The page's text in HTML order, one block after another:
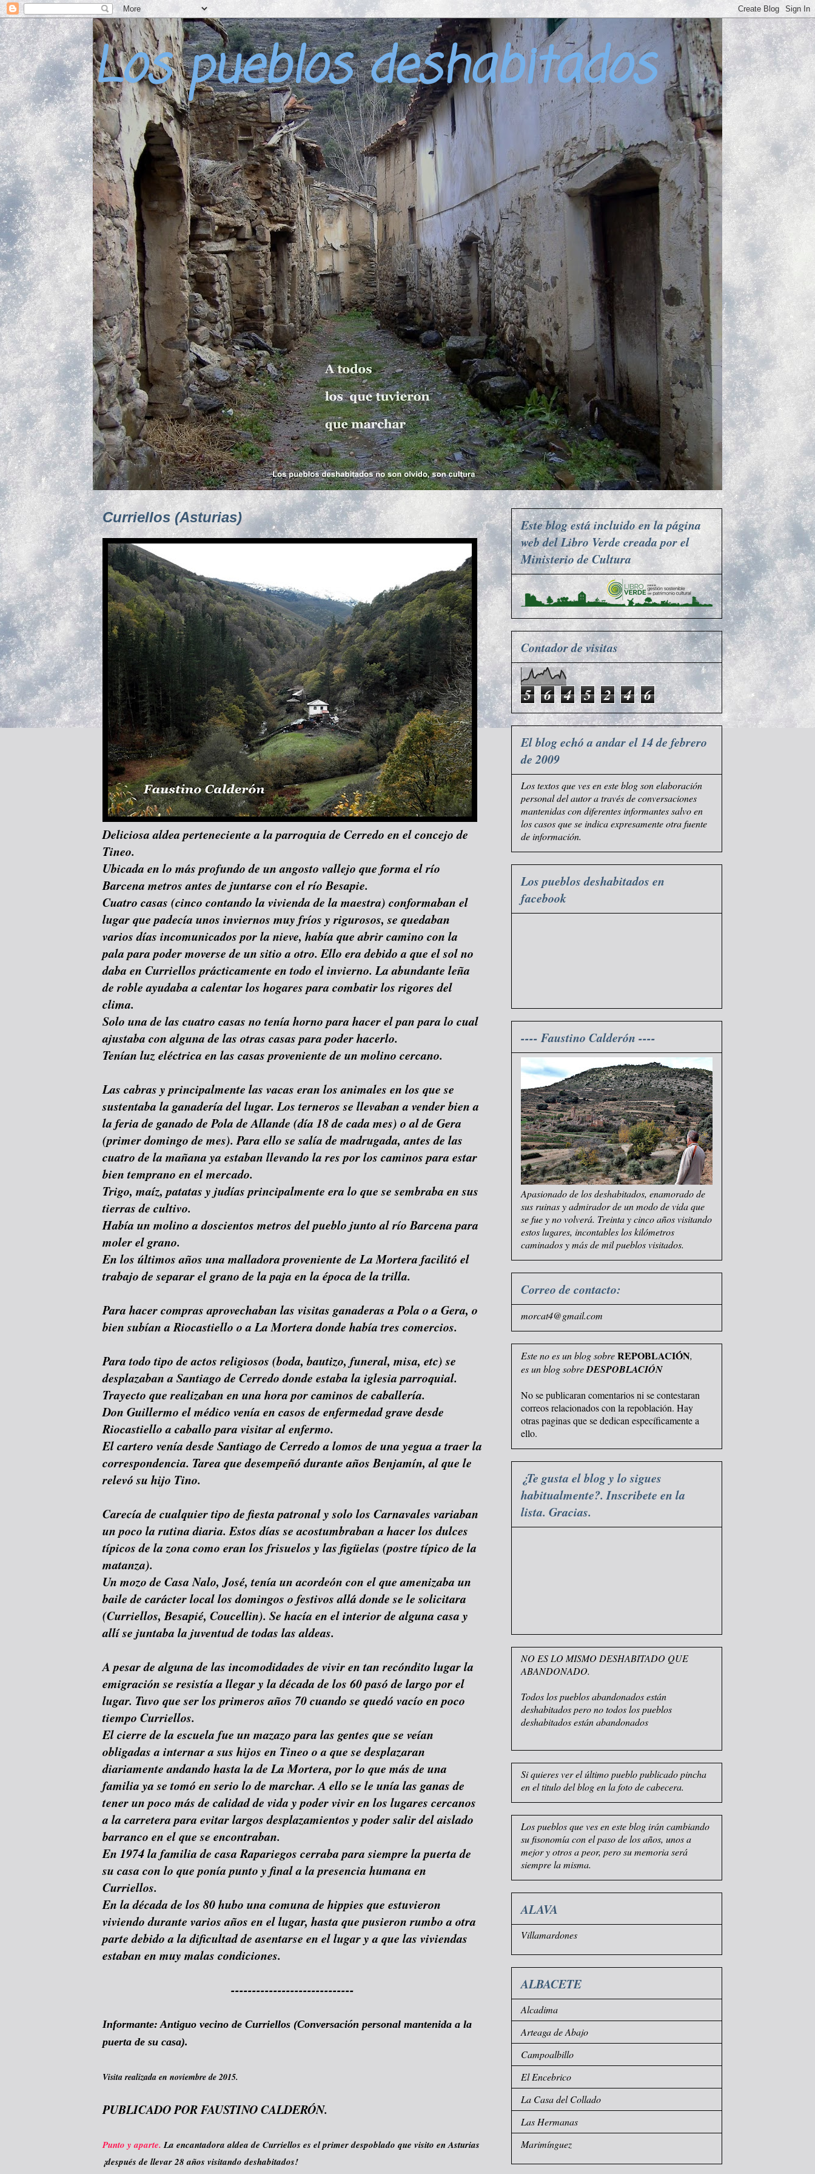
Los pueblos deshabitados
Curriellos (Asturias)
Deliciosa aldea perteneciente a la parroquia de Cerredo en el concejo de
Tineo.
Ubicada en lo más profundo de un angosto vallejo que forma el río
Barcena metros antes de juntarse con el río Besapie.
Cuatro casas (cinco contando la vivienda de la maestra) conformaban el
lugar que padecía unos inviernos muy fríos y rigurosos, se quedaban
varios días incomunicados por la nieve, había que abrir camino con la
pala para poder moverse de un sitio a otro. Ello era debido a que el sol no
daba en Curriellos prácticamente en todo el invierno. La abundante leña
de roble ayudaba a calentar los hogares para combatir los rigores del
clima.
Solo una de las cuatro casas no tenía horno para hacer el pan para lo cual
ajustaba con alguna de las otras casas para poder hacerlo.
Tenían luz eléctrica en las casas proveniente de un molino cercano.
Las cabras y principalmente las vacas eran los animales en los que se
sustentaba la ganadería del lugar. Los terneros se llevaban a vender bien a
la feria de ganado de Pola de Allande (día 18 de cada mes) o al de Gera
(primer domingo de mes). Para ello se salía de madrugada, antes de las
cuatro de la mañana ya estaban llevando la res por los caminos para estar
bien temprano en el mercado.
Trigo, maíz, patatas y judías principalmente era lo que se sembraba en sus
tierras de cultivo.
Había un molino a doscientos metros del pueblo junto al río Barcena para
moler el grano.
En los últimos años una malladora proveniente de La Mortera facilitó el
trabajo de separar el grano de la paja en la época de la trilla.
Para hacer compras aprovechaban las visitas ganaderas a Pola o a Gera, o
bien subían a Riocastiello o a La Mortera donde había tres comercios.
Para todo tipo de actos religiosos (boda, bautizo, funeral, misa, etc) se
desplazaban a Santiago de Cerredo donde estaba la iglesia parroquial.
Trayecto que realizaban en una hora por caminos de caballería.
Don Guillermo el médico venía en casos de enfermedad grave desde
Riocastiello a caballo para visitar al enfermo.
El cartero venía desde Santiago de Cerredo a lomos de una yegua a traer la
correspondencia. Tarea que desempeñó durante años Benjamín, al que le
relevó su hijo Tino.
Carecía de cualquier tipo de fiesta patronal y solo los Carnavales variaban
un poco la rutina diaria. Estos días se acostumbraban a hacer los dulces
típicos de la zona como eran los frisuelos y las figüelas (postre típico de la
matanza).
Un mozo de Casa Nalo, José, tenía un acordeón con el que amenizaba un
baile de carácter local los domingos o festivos allá donde se le solicitara
(Curriellos, Besapié, Coucellin). Se hacía en el interior de alguna casa y
allí se juntaba la juventud de todas las aldeas.
A pesar de alguna de las incomodidades de vivir en tan recóndito lugar la
emigración se resistía a llegar y la década de los 60 pasó de largo por el
lugar. Tuvo que ser los primeros años 70 cuando se quedó vacío en poco
tiempo Curriellos.
El cierre de la escuela fue un mazazo para las gentes que se veían
obligadas a internar a sus hijos en Tineo o a que se desplazaran
diariamente andando hasta la de La Mortera, por lo que más de una
familia ya se tomó en serio lo de marchar. A ello se le unía las ganas de
tener un poco más de calidad de vida y poder vivir en los lugares cercanos
a la carretera para evitar largos desplazamientos y poder salir del aislado
barranco en el que se encontraban.
En 1974 la familia de casa Rapariegos cerraba para siempre la puerta de
su casa con lo que ponía punto y final a la presencia humana en
Curriellos.
En la década de los 80 hubo una comuna de hippies que estuvieron
viviendo durante varios años en el lugar, hasta que pusieron rumbo a otra
parte debido a la dificultad de asentarse en el lugar y a que las viviendas
estaban en muy malas condiciones.
-----------------------------
Informante: Antiguo vecino de Curriellos (Conversación personal mantenida a la
puerta de su casa).
Visita realizada en noviembre de 2015.
PUBLICADO POR FAUSTINO CALDERÓN.
Punto y aparte.La encantadora aldea de Curriellos es el primer despoblado que visito en Asturias
¡después de llevar 28 años visitando deshabitados!
Este blog está incluido en la página
web del Libro Verde creada por el
Ministerio de Cultura
Contador de visitas
5 6 4 5 2 4 6
El blog echó a andar el 14 de febrero
de 2009
Los textos que ves en este blog son elaboración
personal del autor a través de conversaciones
mantenidas con diferentes informantes salvo en
los casos que se indica expresamente otra fuente
de información.
Los pueblos deshabitados en
facebook
---- Faustino Calderón ----
Apasionado de los deshabitados, enamorado de
sus ruinas y admirador de un modo de vida que
se fue y no volverá. Treinta y cinco años visitando
estos lugares, incontables los kilómetros
caminados y más de mil pueblos visitados.
Correo de contacto:
morcat4@gmail.com
Este no es un blog sobreREPOBLACIÓN,
es un blog sobreDESPOBLACIÓN
No se publicaran comentarios ni se contestaran
correos relacionados con la repoblación. Hay
otras paginas que se dedican específicamente a
ello.
¿Te gusta el blog y lo sigues
habitualmente?. Inscribete en la
lista. Gracias.
NO ES LO MISMO DESHABITADO QUE
ABANDONADO.
Todos los pueblos abandonados están
deshabitados pero no todos los pueblos
deshabitados están abandonados
Si quieres ver el último pueblo publicado pincha
en el titulo del blog en la foto de cabecera.
Los pueblos que ves en este blog irán cambiando
su fisonomía con el paso de los años, unos a
mejor y otros a peor, pero su memoria será
siempre la misma.
ALAVA
Villamardones
ALBACETE
Alcadima
Arteaga de Abajo
Campoalbillo
El Encebrico
La Casa del Collado
Las Hermanas
Marimínguez